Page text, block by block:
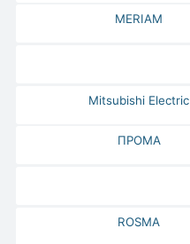
MERIAM
Mitsubishi Electric
ПРОМА
ROSMA